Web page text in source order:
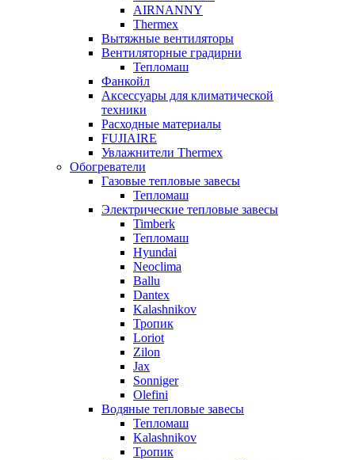
AIRNANNY
Thermex
Вытяжные вентиляторы
Вентиляторные градирни
Тепломаш
Фанкойл
Аксессуары для климатической
техники
Расходные материалы
FUJIAIRE
Увлажнители Thermex
Обогреватели
Газовые тепловые завесы
Тепломаш
Электрические тепловые завесы
Timberk
Тепломаш
Hyundai
Neoclima
Ballu
Dantex
Kalashnikov
Тропик
Loriot
Zilon
Jax
Sonniger
Olefini
Водяные тепловые завесы
Тепломаш
Kalashnikov
Тропик